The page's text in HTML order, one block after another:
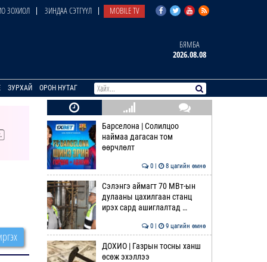
ЗОХИОЛ ЗИНДАА СЭТГҮҮЛ MOBILE TV
БЯМБА
2026.08.08
ЗУРХАЙ ОРОН НУТАГ
Барселона | Солилцоо
наймаа дагасан том
өөрчлөлт
0 | 8 цагийн өмнө
Сэлэнгэ аймагт 70 МВт-ын
дулааны цахилгаан станц
ирэх сард ашиглалтад …
0 | 9 цагийн өмнө
ДОХИО | Газрын тосны ханш
өсөж эхэллээ